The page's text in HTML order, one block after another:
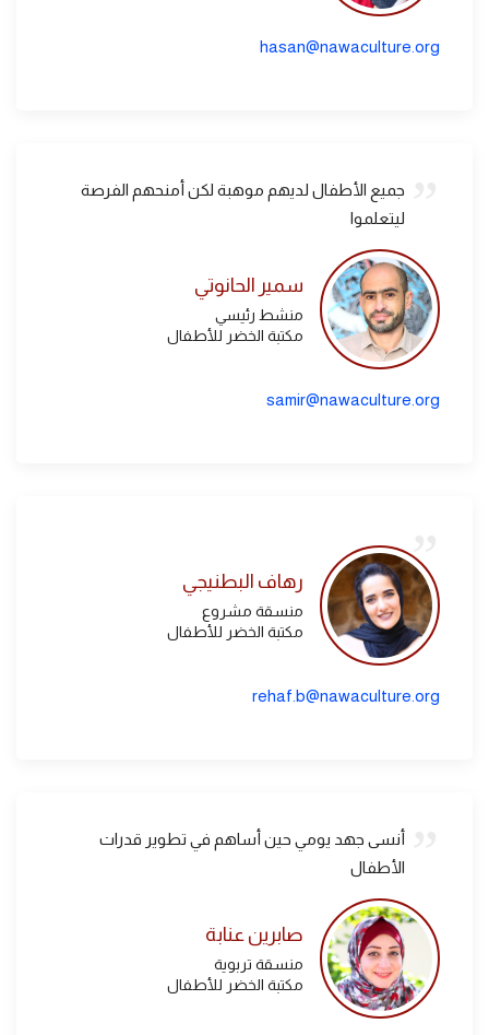
hasan@nawaculture.org
جميع الأطفال لديهم موهبة لكن أمنحهم الفرصة
ليتعلموا
سمير الحانوتي
منشط رئيسي
مكتبة الخضر للأطفال
samir@nawaculture.org
رهاف البطنيجي
منسقة مشروع
مكتبة الخضر للأطفال
rehaf.b@nawaculture.org
أنسى جهد يومي حين أساهم في تطوير قدرات
الأطفال
صابرين عنابة
منسقة تربوية
مكتبة الخضر للأطفال